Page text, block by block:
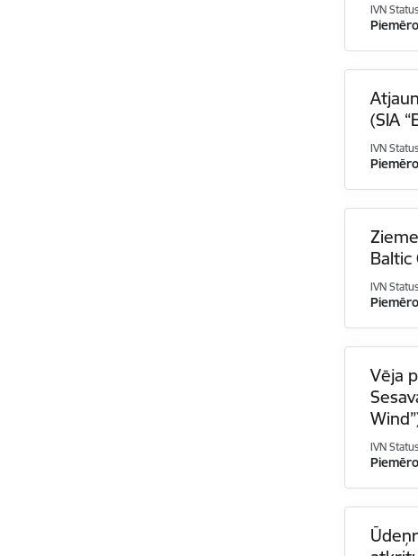
IVN
(SIA
IVN
Baltic
IVN
Vēja
IVN